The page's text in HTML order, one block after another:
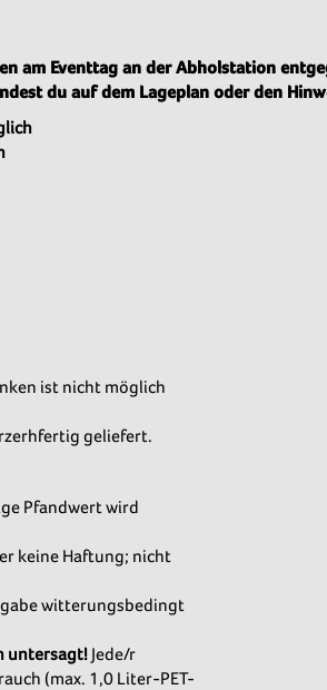
am Eventtag an der Abholstation
du auf dem Lageplan oder den
ist nicht möglich
geliefert.
Pfandwert wird
keine Haftung; nicht
witterungsbedingt
untersagt! Jede/r
(max. 1,0 Liter-PET-